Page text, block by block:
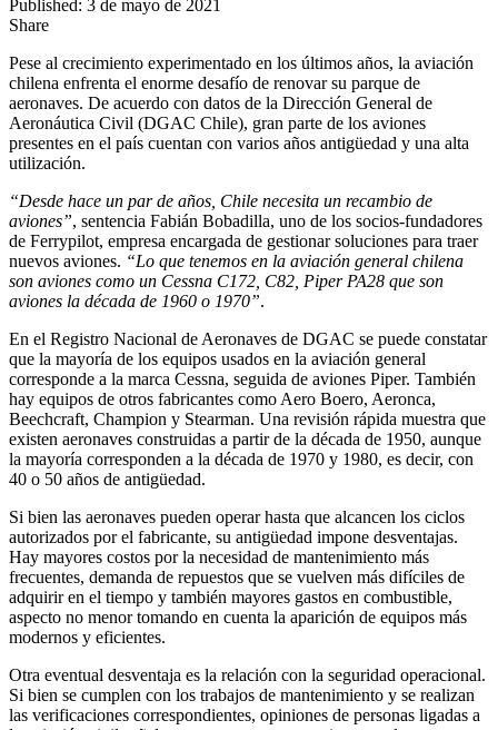
Published: 3 de mayo de 2021
Share
Pese al crecimiento experimentado en los últimos años, la aviación
chilena enfrenta el enorme desafío de renovar su parque de
aeronaves. De acuerdo con datos de la Dirección General de
Aeronáutica Civil (DGAC Chile), gran parte de los aviones
presentes en el país cuentan con varios años antigüedad y una alta
utilización.
“Desde hace un par de años, Chile necesita un recambio de
aviones”, sentencia Fabián Bobadilla, uno de los socios-fundadores
de Ferrypilot, empresa encargada de gestionar soluciones para traer
nuevos aviones. “Lo que tenemos en la aviación general chilena
son aviones como un Cessna C172, C82, Piper PA28 que son
aviones la década de 1960 o 1970”.
En el Registro Nacional de Aeronaves de DGAC se puede constatar
que la mayoría de los equipos usados en la aviación general
corresponde a la marca Cessna, seguida de aviones Piper. También
hay equipos de otros fabricantes como Aero Boero, Aeronca,
Beechcraft, Champion y Stearman. Una revisión rápida muestra que
existen aeronaves construidas a partir de la década de 1950, aunque
la mayoría corresponden a la década de 1970 y 1980, es decir, con
40 o 50 años de antigüedad.
Si bien las aeronaves pueden operar hasta que alcancen los ciclos
autorizados por el fabricante, su antigüedad impone desventajas.
Hay mayores costos por la necesidad de mantenimiento más
frecuentes, demanda de repuestos que se vuelven más difíciles de
adquirir en el tiempo y también mayores gastos en combustible,
aspecto no menor tomando en cuenta la aparición de equipos más
modernos y eficientes.
Otra eventual desventaja es la relación con la seguridad operacional.
Si bien se cumplen con los trabajos de mantenimiento y se realizan
las verificaciones correspondientes, opiniones de personas ligadas a